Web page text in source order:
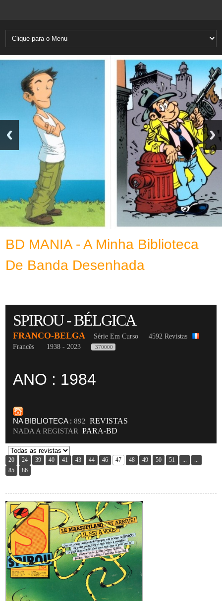
BD MANIA - A Minha Biblioteca
De Banda Desenhada
SPIROU - BÉLGICA
FRANCO-BELGA Série Em Curso
4592 Revistas
Francês
1938 - 2023 370000
ANO : 1984
NA BIBLIOTECA :892 REVISTAS
NADA A REGISTAR PARA-BD
20 24 39 40 41 43 44 46 47 48 49 50 51 ...
...
85
86